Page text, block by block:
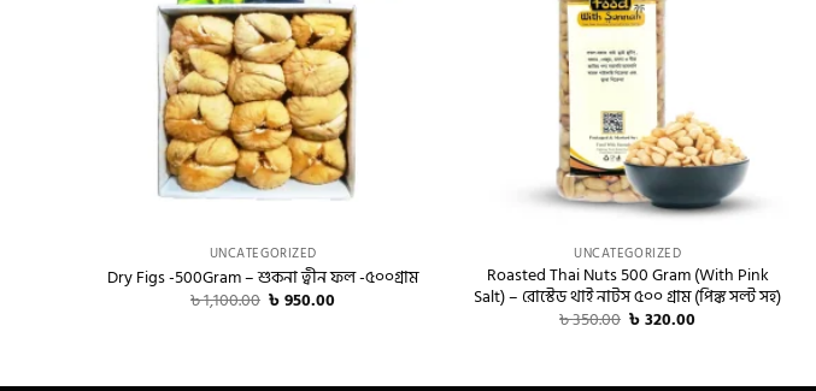
UNCATEGORIZED
Dry Figs -500Gram – শুকনা ত্বীন ফল -৫০০গ্রাম
৳1,100.00 Original
৳950.00Current
UNCATEGORIZED
Roasted Thai Nuts 500 Gram (With Pink
Salt) – রোস্টেড থাই নাটস ৫০০ গ্রাম (পিঙ্ক সল্ট সহ)
৳350.00 Original
৳320.00Current